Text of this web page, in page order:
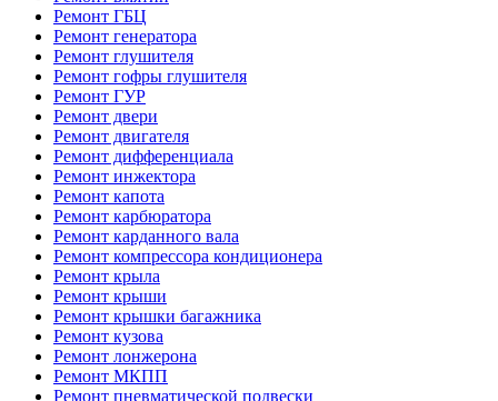
Ремонт ГБЦ
Ремонт генератора
Ремонт глушителя
Ремонт гофры глушителя
Ремонт ГУР
Ремонт двери
Ремонт двигателя
Ремонт дифференциала
Ремонт инжектора
Ремонт капота
Ремонт карбюратора
Ремонт карданного вала
Ремонт компрессора кондиционера
Ремонт крыла
Ремонт крыши
Ремонт крышки багажника
Ремонт кузова
Ремонт лонжерона
Ремонт МКПП
Ремонт пневматической подвески